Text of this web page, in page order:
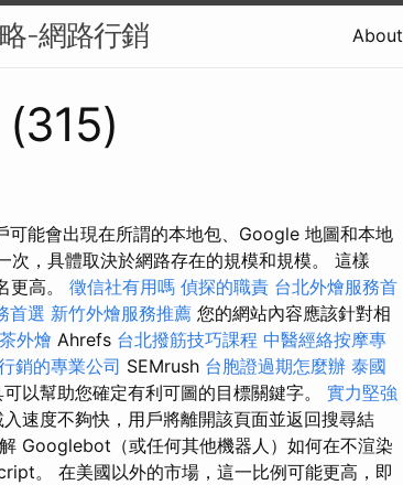
-網路行銷 About
能會出現在所謂的本地包、Google 地圖和本地
，具體取決於網路存在的規模和規模。 這樣
更高。 徵信社有用嗎 偵探的職責 台北外燴服務首
首選 新竹外燴服務推薦 您的網站內容應該針對相
外燴 Ahrefs 台北撥筋技巧課程 中醫經絡按摩專
銷的專業公司 SEMrush 台胞證過期怎麼辦 泰國
以幫助您確定有利可圖的目標關鍵字。 實力堅強
速度不夠快，用戶將離開該頁面並返回搜尋結
Googlebot（或任何其他機器人）如何在不渲染
。 在美國以外的市場，這一比例可能更高，即